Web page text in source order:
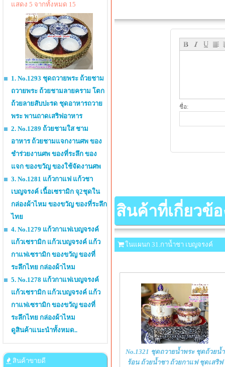
แสดง 5 จากทั้งหมด 15
1. No.1293 ชุดถวายพระ ถ้วยชาม
ถวายพระ ถ้วยชามลายคราม โตก
ถ้วยลายสับปะรด ชุดอาหารถวาย
พระ พานถาดเสริฟอาหาร
2. No.1289 ถ้วยชามใส ชาม
อาหาร ถ้วยชามแจกงานศพ ของ
ชำร่วยงานศพ ของที่ระลึก ของ
แจก ของขวัญ ของใช้จัดงานศพ
3. No.1281 แก้วกาแฟ แก้วชา
เบญจรงค์ เนื้อเซรามิก จุ2ชุดใน
กล่องผ้าไหม ของขวัญ ของที่ระลึก
ไทย
4. No.1279 แก้วกาแฟเบญจรงค์
แก้วเซรามิก แก้วเบญจรงค์ แก้ว
กาแฟเซรามิก ของขวัญ ของที่
ระลึกไทย กล่องผ้าไหม
5. No.1278 แก้วกาแฟเบญจรงค์
แก้วเซรามิก แก้วเบญจรงค์ แก้ว
กาแฟเซรามิก ของขวัญ ของที่
ระลึกไทย กล่องผ้าไหม
ดูสินค้าแนะนำทั้งหมด..
สินค้าขายดี
ชื่อ:
สินค้าที่เกี่ยวข้อ
ในแผนก 31.กาน้ำชา เบญจรงค์
No.1321 ชุดถวายน้ำพระ ชุดถ้วยน้ำ
ร้อน ถ้วยน้ำชา ถ้วยกาแฟ ชุดเสริฟ